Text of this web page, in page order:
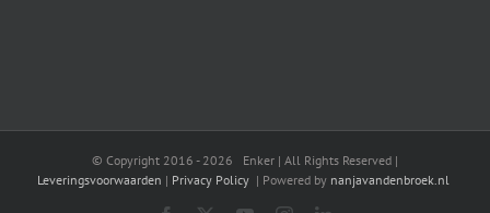
© Copyright 2016 - 2026 Enker | All Rights Reserved |
Leveringsvoorwaarden | Privacy Policy | Powered by nanjavandenbroek.nl